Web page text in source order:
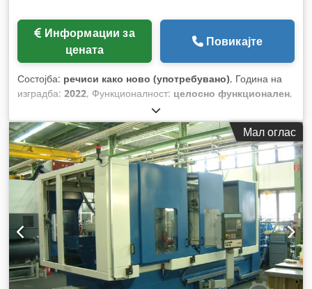
цената
Повикајте
Состојба: речиси како ново (употребувано), Година на
изградба: 2022, Функционалност: целосно функционален,
106882-11
мм, вкупна ширина:1.700 мм, вкупна висина:2.700 мм,
вкупна тежина:7.000 кг, Мал оглас